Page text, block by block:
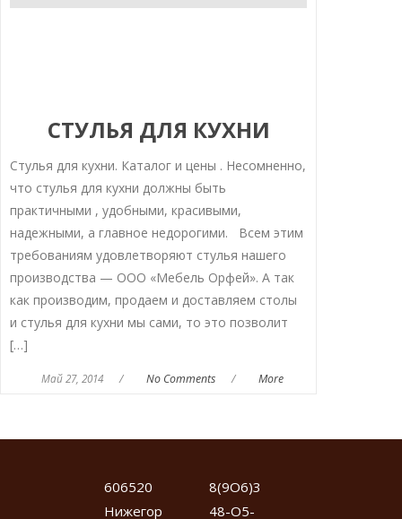
СТУЛЬЯ ДЛЯ КУХНИ
Стулья для кухни. Каталог и цены . Несомненно,
что стулья для кухни должны быть
практичными , удобными, красивыми,
надежными, а главное недорогими. Всем этим
требованиям удовлетворяют стулья нашего
производства — ООО «Мебель Орфей». А так
как производим, продаем и доставляем столы
и стулья для кухни мы сами, то это позволит
[…]
Май 27, 2014 / No Comments / More
606520
Нижегор
8(9О6)3
48-О5-